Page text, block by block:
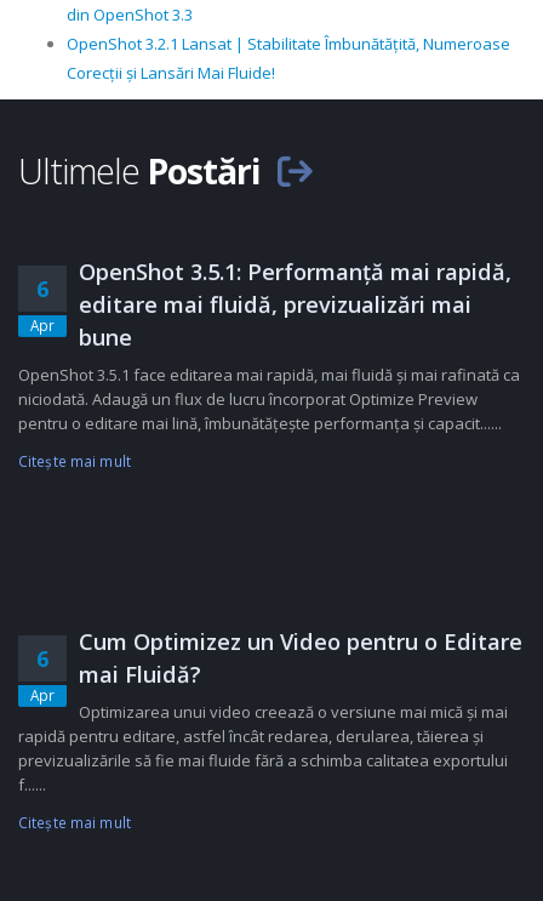
din OpenShot 3.3
OpenShot 3.2.1 Lansat | Stabilitate Îmbunătățită, Numeroase
Corecții și Lansări Mai Fluide!
Ultimele Postări
6
Apr
OpenShot 3.5.1: Performanță mai rapidă,
editare mai fluidă, previzualizări mai
bune
OpenShot 3.5.1 face editarea mai rapidă, mai fluidă și mai rafinată ca
niciodată. Adaugă un flux de lucru încorporat Optimize Preview
pentru o editare mai lină, îmbunătățește performanța și capacit......
Citeşte mai mult
6
Apr
Cum Optimizez un Video pentru o Editare
mai Fluidă?
Optimizarea unui video creează o versiune mai mică și mai
rapidă pentru editare, astfel încât redarea, derularea, tăierea și
previzualizările să fie mai fluide fără a schimba calitatea exportului
f......
Citeşte mai mult